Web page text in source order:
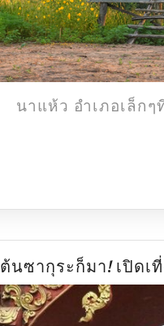
นาแห้ว อำเภอเล็ก
ต้นซากุระก็มา! เปิดเ